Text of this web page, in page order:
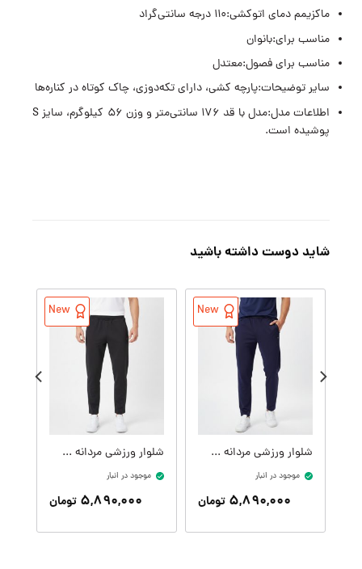
ماکزیمم دمای اتوکشی:۱۱۰ درجه سانتی‌گراد
مناسب برای:بانوان
مناسب برای فصول:معتدل
سایر توضیحات:پارچه کشی، دارای تکه‌دوزی، چاک کوتاه در کناره‌ها
اطلاعات مدل:مدل با قد 176 سانتی‌متر و وزن 56 کیلوگرم، سایز S
پوشیده است.
شاید دوست داشته باشید
New
شلوار ورزشی مردانه کدM09407-400
موجود در انبار
۵,۸۹۰,۰۰۰ تومان
New
شلوار ورزشی مردانه کدM09407-001
موجود در انبار
۵,۸۹۰,۰۰۰ تومان